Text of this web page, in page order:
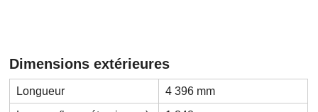
Dimensions extérieures
Longueur
4 396 mm